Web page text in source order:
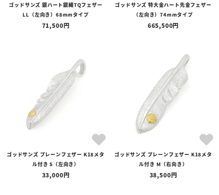
ゴッドサンズ 銀ハート銀縄TQフェザー
LL（左向き）68mmタイプ
71,500
ゴッドサンズ 特大金ハート先金フェザー
（左向き）74mmタイプ
665,500
ゴッドサンズ プレーンフェザー K18メタ
ル付き S（左向き）
33,000
ゴッドサンズ プレーンフェザー K18メタ
ル付き M（右向き）
38,500